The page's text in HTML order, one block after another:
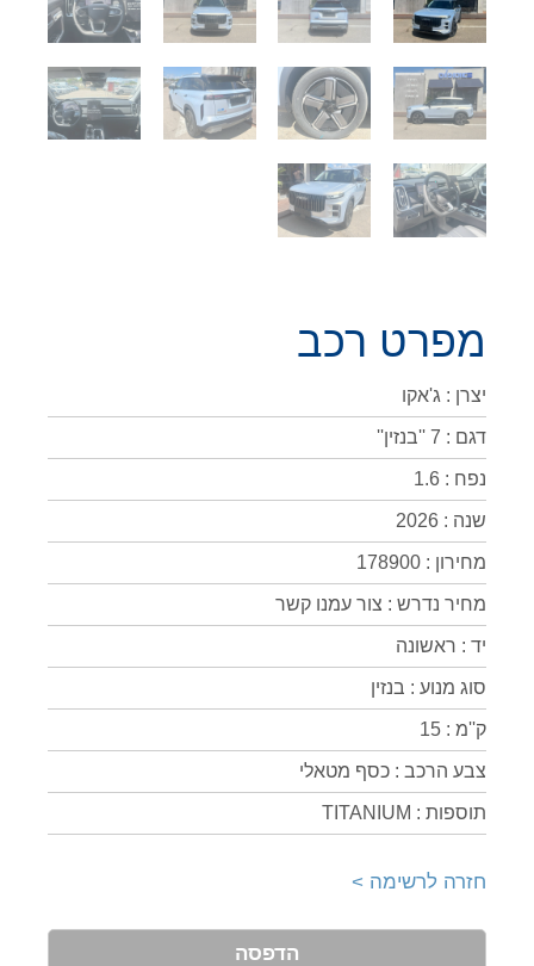
מפרט רכב
יצרן : ג'אקו
דגם : 7 ''בנזין''
נפח : 1.6
שנה : 2026
מחירון : 178900
מחיר נדרש : צור עמנו קשר
יד : ראשונה
סוג מנוע : בנזין
ק''מ : 15
צבע הרכב : כסף מטאלי
תוספות : TITANIUM
חזרה לרשימה >
הדפסה